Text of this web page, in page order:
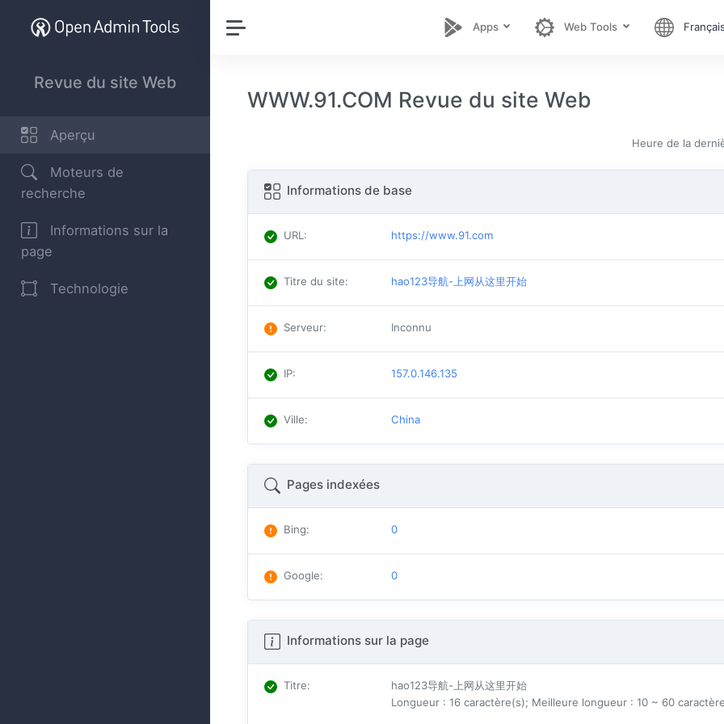
Revue du site Web
Aperçu
Moteurs de
recherche
Informations sur la
page
Technologie
Apps Web Tools
WWW.91.COM Revue du site Web
Heure de la
Informations de base
URL: https://www.91.com
Titre du site: hao123导航-上网从这里开始
Serveur: Inconnu
IP: 157.0.146.135
Ville: China
Pages indexées
Bing: 0
Google: 0
Informations sur la page
Titre:
hao123导航-上网从这里开始
Longueur : 16 caractère(s); Meilleure longueur : 10 ~ 60